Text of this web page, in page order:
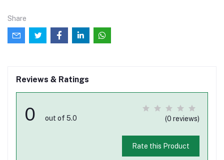
Share
Reviews & Ratings
0 out of 5.0 (0 reviews)
Rate this Product